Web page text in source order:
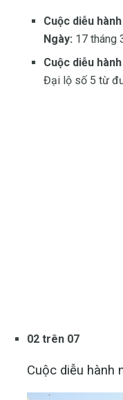
Cuộc diễu
Ngày: 17 tháng
Cuộc diễu
Đại lộ số 5 từ
02 trên 07
Cuộc diễu hành